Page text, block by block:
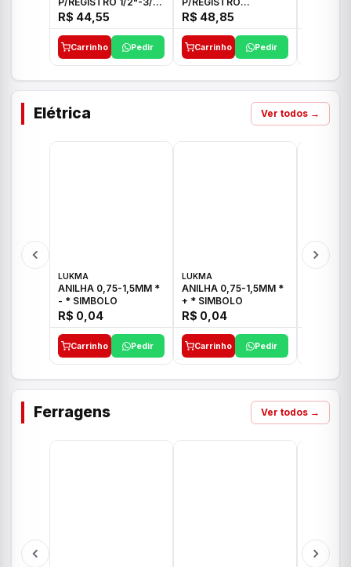
E 1"C21.PQ DECA
R$ 44,55
Carrinho Pedir
1/2"-3/4"-1" ACB M
CS 33 ICO
R$ 48,85
Carrinho Pedir
Elétrica Ver todos →
LUKMA
ANILHA 0,75-1,5MM *
- * SIMBOLO
R$ 0,04
Carrinho Pedir
LUKMA
ANILHA 0,75-1,5MM *
+ * SIMBOLO
R$ 0,04
Carrinho Pedir
Ferragens Ver todos →